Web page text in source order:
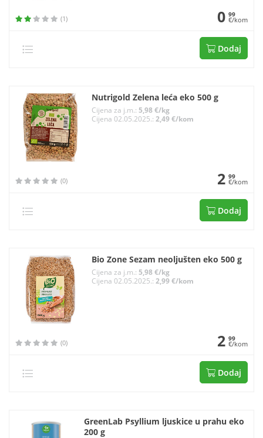
(1) 0 99
€/kom
Dodaj
Nutrigold Zelena leća eko 500 g
Cijena za j.m.: 5,98 €/kg
Cijena 02.05.2025.: 2,49 €/kom
(0) 2 99
€/kom
Dodaj
Bio Zone Sezam neoljušten eko 500 g
Cijena za j.m.: 5,98 €/kg
Cijena 02.05.2025.: 2,99 €/kom
(0) 2 99
€/kom
Dodaj
GreenLab Psyllium ljuskice u prahu eko
200 g